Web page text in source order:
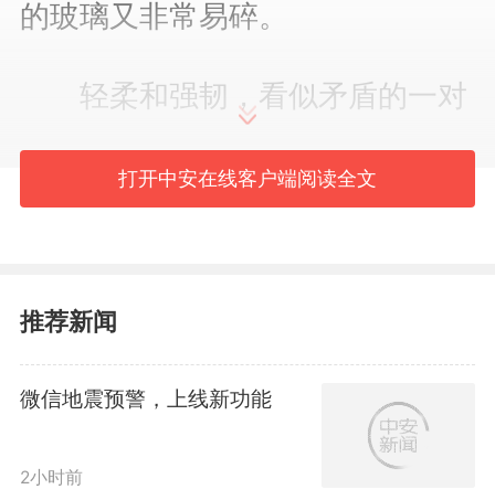
的玻璃又非常易碎。
轻柔和强韧，看似矛盾的一对
形容词，却出现在了同一块玻璃
上。在安徽蚌埠中建材玻璃新材料
米——相当于一张A4纸厚度三分
之一的柔性可折叠玻璃，据介绍，
这片“薄如蝉翼”的玻璃可以重复折
叠100万次不破损，这块玻璃材料
打开中安在线客户端阅读全文
推荐新闻
微信地震预警，上线新功能
2小时前